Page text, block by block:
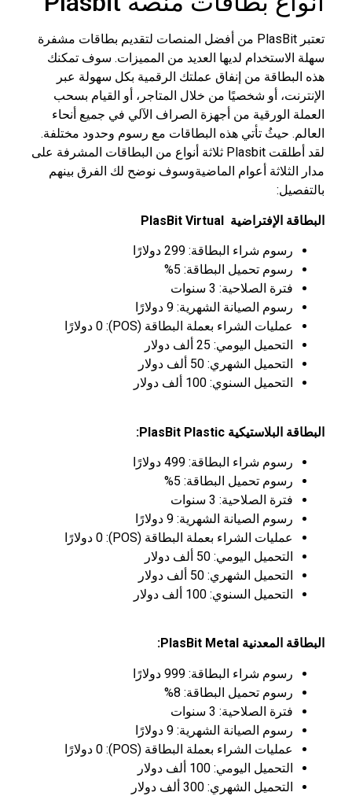
تعتبر PlasBit من أفضل المنصات لتقديم بطاقات مشفرة
سهلة الاستخدام لديها العديد من المميزات. سوف تمكنك
هذه البطاقة من إنفاق عملتك الرقمية بكل سهولة عبر
الإنترنت، أو شخصيًا من خلال المتاجر، أو القيام بسحب
العملة الورقية من أجهزة الصراف الآلي في جميع أنحاء
العالم. حيثُ تأتي هذه البطاقات مع رسوم وحدود مختلفة.
لقد أطلقت Plasbit ثلاثة أنواع من البطاقات المشرفة على
مدار الثلاثة أعوام الماضيةوسوف نوضح لك الفرق بينهم
بالتفصيل:
البطاقة الإفتراضية PlasBit Virtual
رسوم شراء البطاقة: 299 دولارًا
رسوم تحميل البطاقة: 5%
فترة الصلاحية: 3 سنوات
رسوم الصيانة الشهرية: 9 دولارًا
عمليات الشراء بعملة البطاقة (POS): 0 دولارًا
التحميل اليومي: 25 ألف دولار
التحميل الشهري: 50 ألف دولار
التحميل السنوي: 100 ألف دولار
البطاقة البلاستيكية PlasBit Plastic:
رسوم شراء البطاقة: 499 دولارًا
رسوم تحميل البطاقة: 5%
فترة الصلاحية: 3 سنوات
رسوم الصيانة الشهرية: 9 دولارًا
عمليات الشراء بعملة البطاقة (POS): 0 دولارًا
التحميل اليومي: 50 ألف دولار
التحميل الشهري: 50 ألف دولار
التحميل السنوي: 100 ألف دولار
البطاقة المعدنية PlasBit Metal:
رسوم شراء البطاقة: 999 دولارًا
رسوم تحميل البطاقة: 8%
فترة الصلاحية: 3 سنوات
رسوم الصيانة الشهرية: 9 دولارًا
عمليات الشراء بعملة البطاقة (POS): 0 دولارًا
التحميل اليومي: 100 ألف دولار
التحميل الشهري: 300 ألف دولار